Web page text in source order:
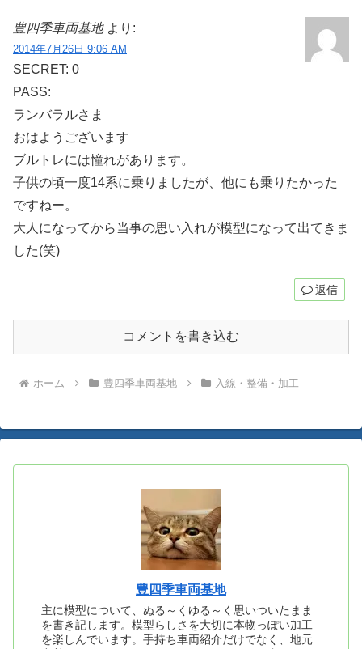
豊四季車両基地 より:
2014年7月26日 9:06 AM
SECRET: 0
PASS:
ランバラルさま
おはようございます
ブルトレには憧れがあります。
子供の頃一度14系に乗りましたが、他にも乗りたかった
ですねー。
大人になってから当事の思い入れが模型になって出てきま
した(笑)
返信
コメントを書き込む
ホーム 豊四季車両基地 入線・整備・加工
豊四季車両基地
主に模型について、ぬる～くゆる～く思いついたまま
を書き記します。模型らしさを大切に本物っぽい加工
を楽しんでいます。手持ち車両紹介だけでなく、地元